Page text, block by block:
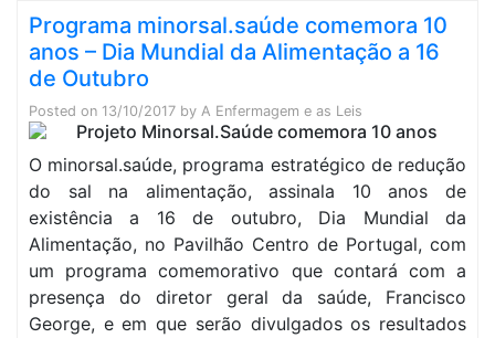
Programa minorsal.saúde comemora 10
anos – Dia Mundial da Alimentação a 16
de Outubro
Posted on 13/10/2017 by A Enfermagem e as Leis
O minorsal.saúde, programa estratégico de redução
do sal na alimentação, assinala 10 anos de
existência a 16 de outubro, Dia Mundial da
Alimentação, no Pavilhão Centro de Portugal, com
um programa comemorativo que contará com a
presença do diretor geral da saúde, Francisco
George, e em que serão divulgados os resultados